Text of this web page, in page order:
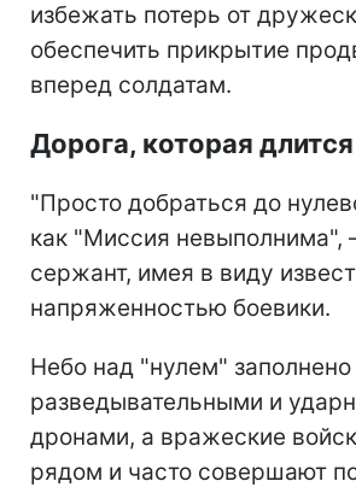
избежать потерь от
обеспечить прикрытие
вперед солдатам.
Дорога, которая
"Просто добраться до
как "Миссия невыполнима",
сержант, имея в виду
напряженностью боевики.
Небо над "нулем" заполнено
разведывательными и
дронами, а вражеские
рядом и часто совершают